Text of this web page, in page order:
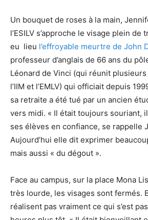
Un bouquet de roses à la main,
l’ESILV s’approche le visage plein de
eu lieu l’effroyable meurtre de John
professeur d’anglais de 66 ans du
Léonard de Vinci (qui réunit plusieurs
l’IIM et l’EMLV) qui officiait depuis
sa retraite a été tué par un ancien
vers midi. « Il était toujours souriant,
ses élèves en confiance, se rappelle
Aujourd’hui elle dit exprimer
mais aussi « du dégout ».
Face au campus, sur la place Mona
très lourde, les visages sont fermés.
réalisent pas vraiment ce qui s’est